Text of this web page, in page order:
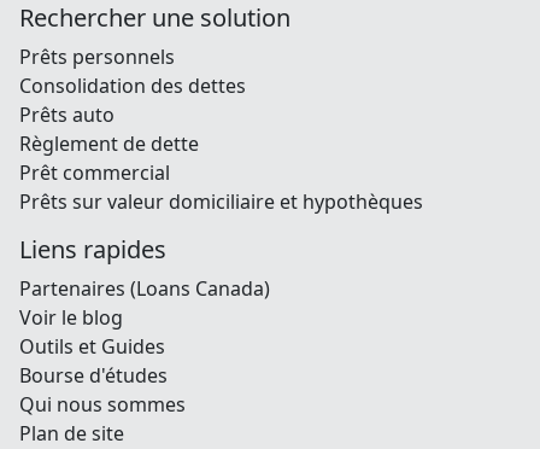
Rechercher une solution
Prêts personnels
Consolidation des dettes
Prêts auto
Règlement de dette
Prêt commercial
Prêts sur valeur domiciliaire et hypothèques
Liens rapides
Partenaires (Loans Canada)
Voir le blog
Outils et Guides
Bourse d'études
Qui nous sommes
Plan de site